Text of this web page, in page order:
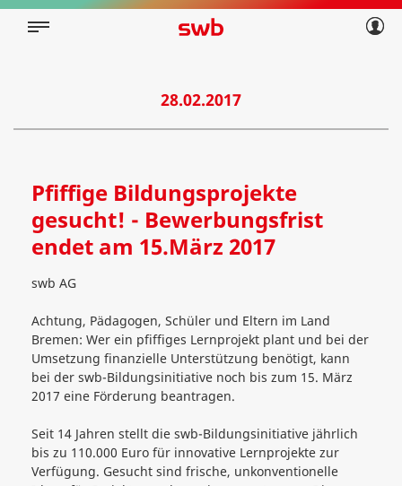
Privatkunden
28.02.2017
Pfiffige Bildungsprojekte
gesucht! - Bewerbungsfrist
endet am 15.März 2017
swb AG
Achtung, Pädagogen, Schüler und Eltern im Land
Bremen: Wer ein pfiffiges Lernprojekt plant und bei der
Umsetzung finanzielle Unterstützung benötigt, kann
bei der swb-Bildungsinitiative noch bis zum 15. März
2017 eine Förderung beantragen.
Seit 14 Jahren stellt die swb-Bildungsinitiative jährlich
bis zu 110.000 Euro für innovative Lernprojekte zur
Verfügung. Gesucht sind frische, unkonventionelle